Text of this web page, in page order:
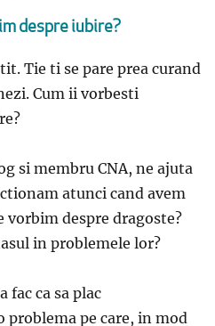
despre iubire?
Tie ti se pare prea curand
Cum ii vorbesti
si membru CNA, ne ajuta
atunci cand avem
vorbim despre dragoste?
in problemele lor?
fac ca sa plac
pe care, in mod